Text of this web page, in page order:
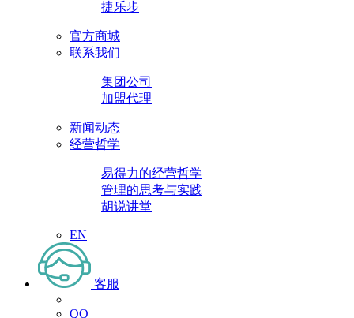
捷乐步
官方商城
联系我们
集团公司
加盟代理
新闻动态
经营哲学
易得力的经营哲学
管理的思考与实践
胡说讲堂
EN
客服
QQ